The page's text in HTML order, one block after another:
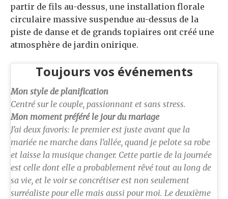
partir de fils au-dessus, une installation florale
circulaire massive suspendue au-dessus de la
piste de danse et de grands topiaires ont créé une
atmosphère de jardin onirique.
Toujours vos événements
Mon style de planification
Centré sur le couple, passionnant et sans stress.
Mon moment préféré le jour du mariage
J’ai deux favoris: le premier est juste avant que la
mariée ne marche dans l’allée, quand je pelote sa robe
et laisse la musique changer. Cette partie de la journée
est celle dont elle a probablement rêvé tout au long de
sa vie, et le voir se concrétiser est non seulement
surréaliste pour elle mais aussi pour moi. Le deuxième